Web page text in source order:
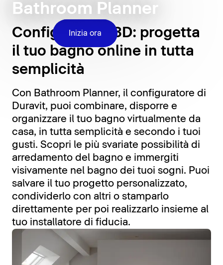
Bathroom Planner
Inizia ora
Configuratore 3D: progetta
il tuo bagno online in tutta
semplicità
Con Bathroom Planner, il configuratore di
Duravit, puoi combinare, disporre e
organizzare il tuo bagno virtualmente da
casa, in tutta semplicità e secondo i tuoi
gusti. Scopri le più svariate possibilità di
arredamento del bagno e immergiti
visivamente nel bagno dei tuoi sogni. Puoi
salvare il tuo progetto personalizzato,
condividerlo con altri o stamparlo
direttamente per poi realizzarlo insieme al
tuo installatore di fiducia.